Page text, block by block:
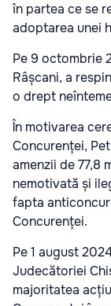
în partea ce se
adoptarea unei
Pe 9 octombrie
Râșcani, a
o drept
În motivarea
Concurenței,
amenzii de 77,8
nemotivată și
fapta
Concurenței.
Pe 1 august
Judecătoriei
majoritatea